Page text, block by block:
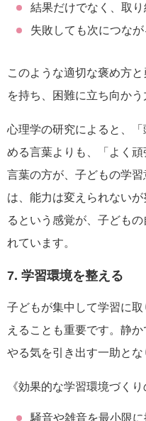
結果だけでなく、取
失敗しても次につな
このような適切な褒め方
を持ち、困難に立ち向かう
心理学の研究によると、
める言葉よりも、「よく
言葉の方が、子どもの学
は、能力は変えられない
るという感覚が、子ども
れています。
7. 学習環境を整える
子どもが集中して学習に
えることも重要です。静
やる気を引き出す一助とな
《効果的な学習環境づくり
騒音や雑音を最小限に